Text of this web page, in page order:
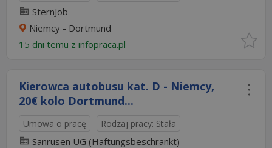
SternJob
Niemcy - Dortmund
15 dni temu z infopraca.pl
Kierowca autobusu kat. D - Niemcy,
20€ kolo Dortmund...
Umowa o pracę Rodzaj pracy: Stała
Sanrusen UG (Haftungsbeschrankt)